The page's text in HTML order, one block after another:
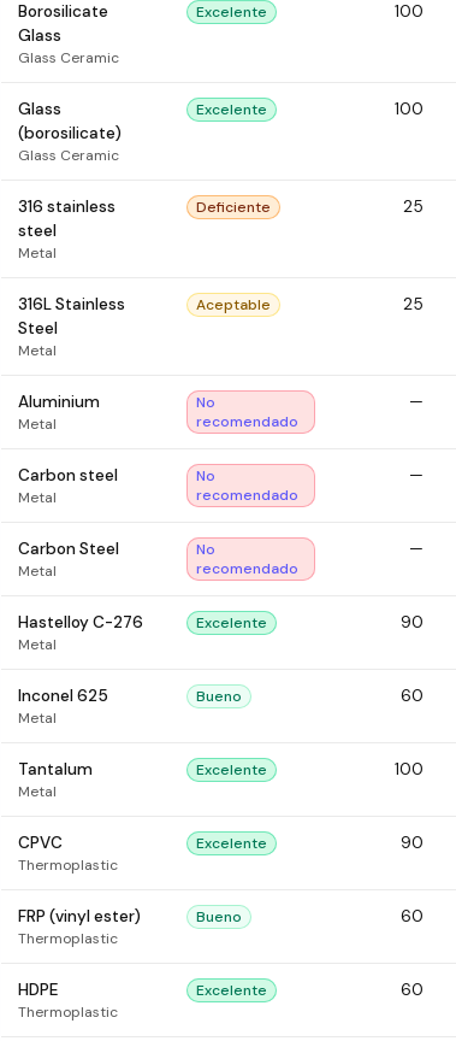
Borosilicate
Glass
Glass Ceramic
Excelente 100
Glass
(borosilicate)
Glass Ceramic
Excelente 100
316 stainless
steel
Metal
Deficiente 25
316L Stainless
Steel
Metal
Aceptable 25
Aluminium
Metal
No
recomendado
—
Carbon steel
Metal
No
recomendado
—
Carbon Steel
Metal
No
recomendado
—
Hastelloy C-276
Metal
Excelente 90
Inconel 625
Metal
Bueno 60
Tantalum
Metal
Excelente 100
CPVC
Thermoplastic
Excelente 90
FRP (vinyl ester)
Thermoplastic
Bueno 60
HDPE
Thermoplastic
Excelente 60